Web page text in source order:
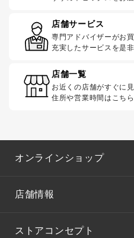
店舗サービス
専門アドバイザーがお
充実したサービスを是
店舗一覧
お近くの店舗がすぐに見
住所や営業時間はこち
オンラインショップ
店舗情報
ストアコンセプト